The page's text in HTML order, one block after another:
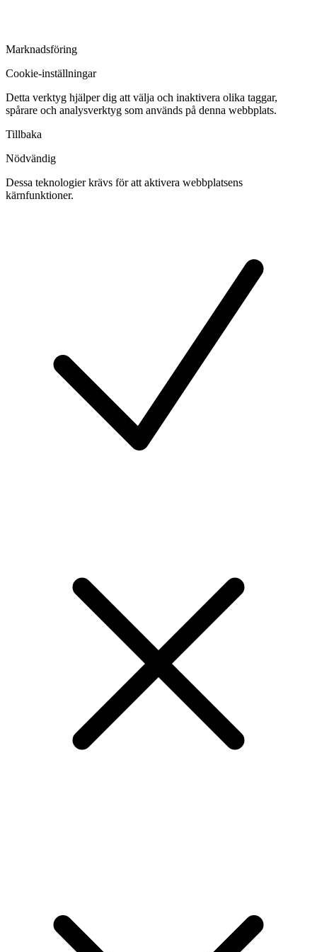
Marknadsföring
Cookie-inställningar
Detta verktyg hjälper dig att välja och inaktivera olika taggar,
spårare och analysverktyg som används på denna webbplats.
Tillbaka
Nödvändig
Dessa teknologier krävs för att aktivera webbplatsens
kärnfunktioner.